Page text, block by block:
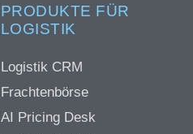
PRODUKTE FÜR
LOGISTIK
Logistik CRM
Frachtenbörse
AI Pricing Desk